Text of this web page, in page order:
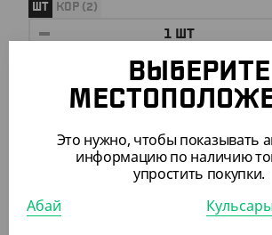
ШТ КОР (2)
ВЫБЕРИТЕ
Это нужно, чтобы показывать
информацию по наличию
упростить покупки.
Абай